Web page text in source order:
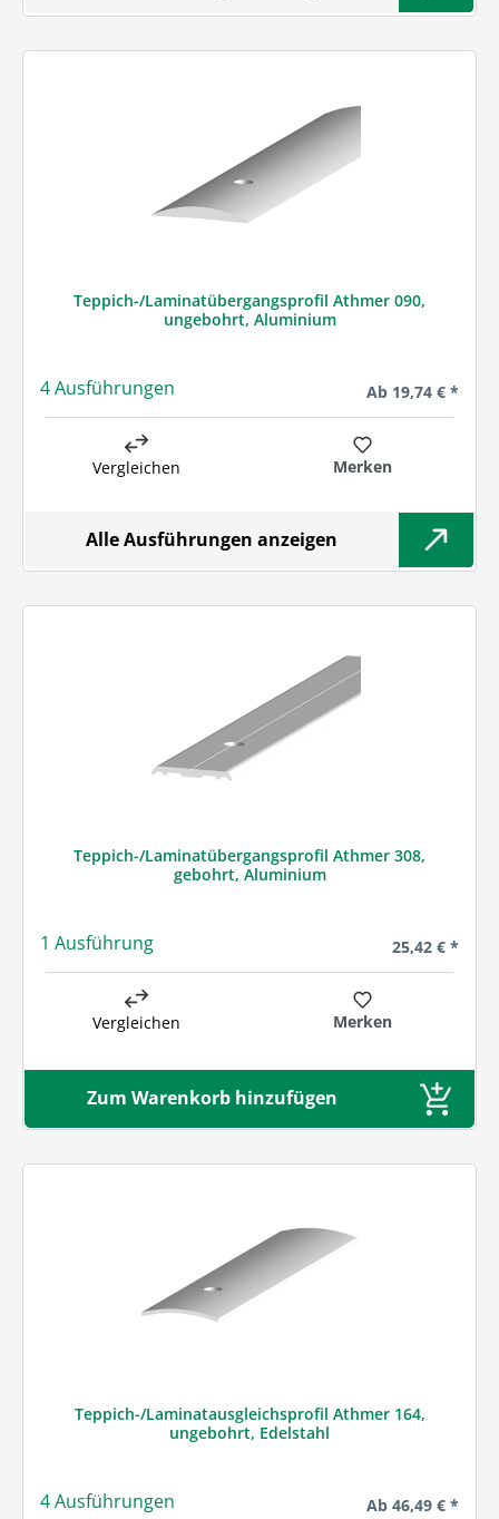
Teppich-/Laminatübergangsprofil Athmer 090,
ungebohrt, Aluminium
4 Ausführungen Regulärer Preis:
Ab 19,74 € *
Vergleichen Merken
Alle Ausführungen anzeigen
Teppich-/Laminatübergangsprofil Athmer 308,
gebohrt, Aluminium
1 Ausführung Regulärer
25,42 € *
Vergleichen Merken
Zum Warenkorb hinzufügen
Teppich-/Laminatausgleichsprofil Athmer 164,
ungebohrt, Edelstahl
4 Ausführungen Regulärer Preis:
Ab 46,49 € *